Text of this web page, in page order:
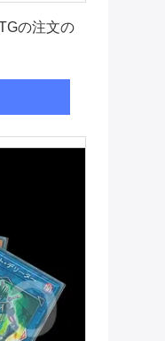
の注文の